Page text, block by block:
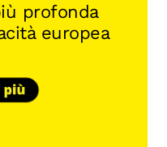
profonda
europea